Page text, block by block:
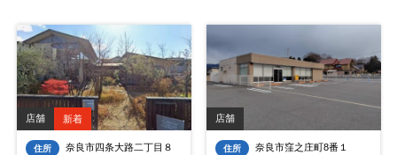
店舗 新着
住所
奈良市四条大路二丁目８
店舗
住所 奈良市窪之庄町8番１